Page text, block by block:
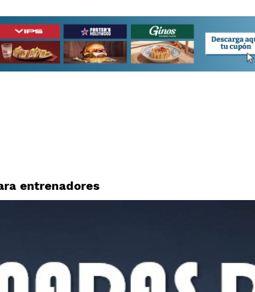
entrenadores